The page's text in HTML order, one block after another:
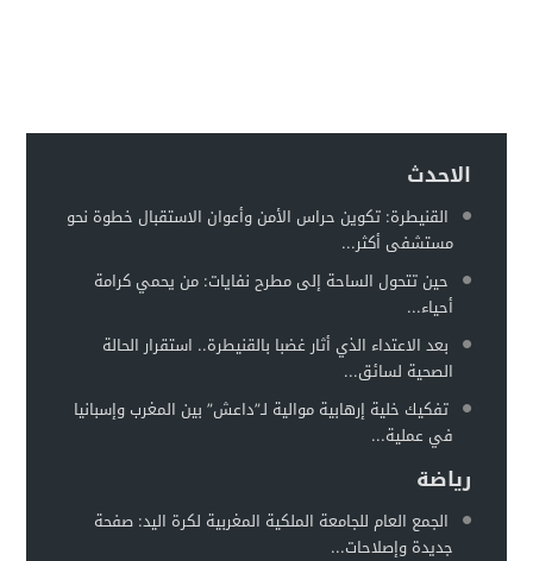
الاحدث
القنيطرة: تكوين حراس الأمن وأعوان الاستقبال خطوة نحو
مستشفى أكثر...
حين تتحول الساحة إلى مطرح نفايات: من يحمي كرامة
أحياء...
بعد الاعتداء الذي أثار غضبا بالقنيطرة.. استقرار الحالة
الصحية لسائق...
تفكيك خلية إرهابية موالية لـ”داعش” بين المغرب وإسبانيا
في عملية...
رياضة
الجمع العام للجامعة الملكية المغربية لكرة اليد: صفحة
جديدة وإصلاحات...